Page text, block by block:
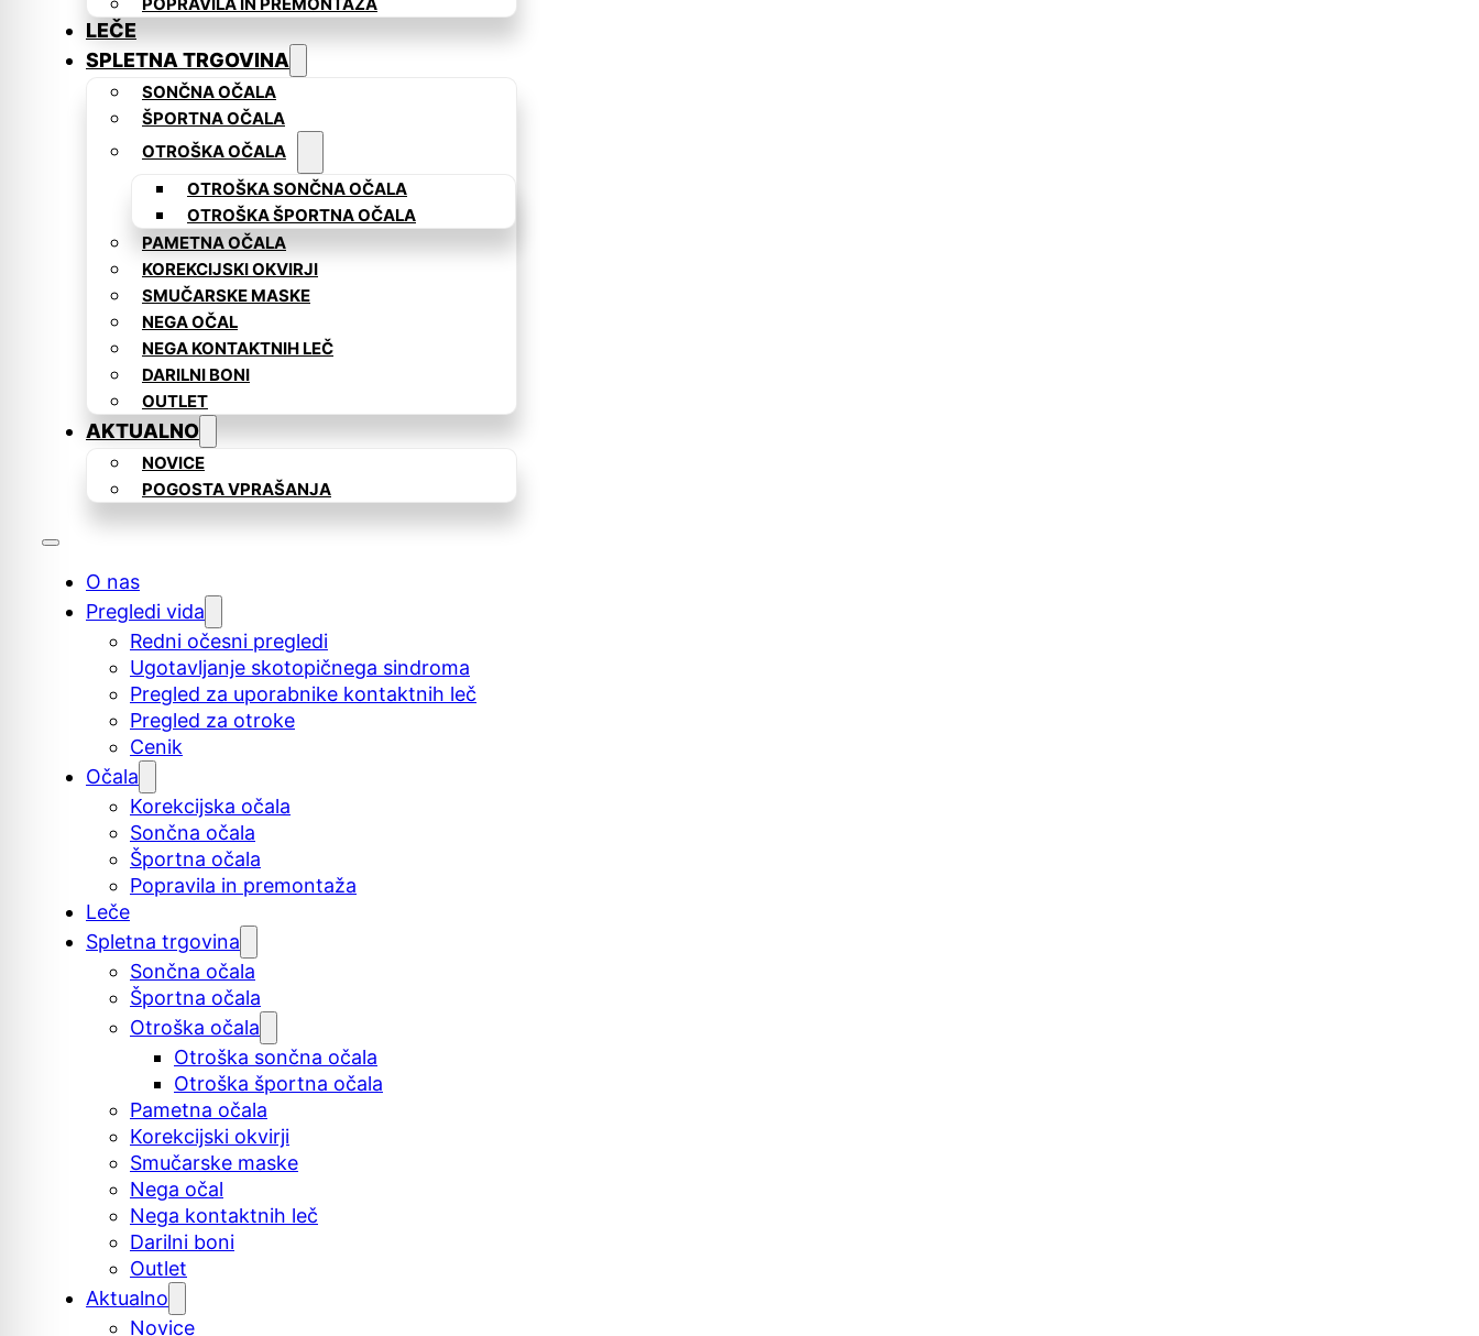
POPRAVILA IN PREMONTAŽA
LEČE
SPLETNA TRGOVINA
SONČNA OČALA
ŠPORTNA OČALA
OTROŠKA OČALA
OTROŠKA SONČNA OČALA
OTROŠKA ŠPORTNA OČALA
PAMETNA OČALA
KOREKCIJSKI OKVIRJI
SMUČARSKE MASKE
NEGA OČAL
NEGA KONTAKTNIH LEČ
DARILNI BONI
OUTLET
AKTUALNO
NOVICE
POGOSTA VPRAŠANJA
O nas
Pregledi vida
Redni očesni pregledi
Ugotavljanje skotopičnega sindroma
Pregled za uporabnike kontaktnih leč
Pregled za otroke
Cenik
Očala
Korekcijska očala
Sončna očala
Športna očala
Popravila in premontaža
Leče
Spletna trgovina
Sončna očala
Športna očala
Otroška očala
Otroška sončna očala
Otroška športna očala
Pametna očala
Korekcijski okvirji
Smučarske maske
Nega očal
Nega kontaktnih leč
Darilni boni
Outlet
Aktualno
Novice